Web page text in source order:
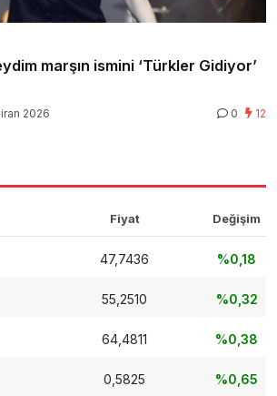
marşın ismini ‘Türkler Gidiyor’
2026 0 12
Fiyat Değişim
47,7436 %0,18
55,2510 %0,32
64,4811 %0,38
0,5825 %0,65